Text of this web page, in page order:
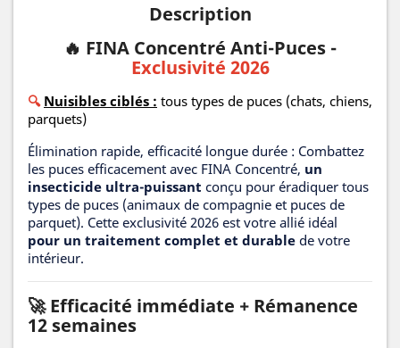
Description
🔥 FINA Concentré Anti-Puces -
Exclusivité 2026
🔍 Nuisibles ciblés : tous types de puces (chats, chiens,
parquets)
Élimination rapide, efficacité longue durée : Combattez
les puces efficacement avec FINA Concentré, un
insecticide ultra-puissant conçu pour éradiquer tous
types de puces (animaux de compagnie et puces de
parquet). Cette exclusivité 2026 est votre allié idéal
pour un traitement complet et durable de votre
intérieur.
🚀 Efficacité immédiate + Rémanence
12 semaines